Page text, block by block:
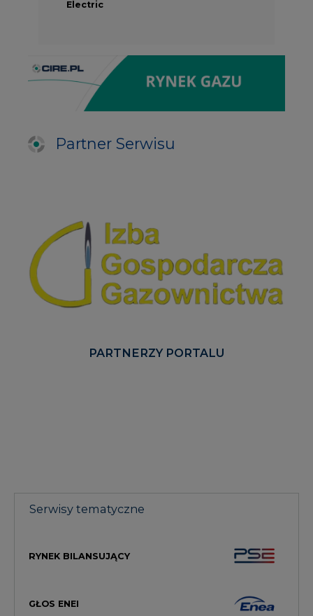
Electric
Partner Serwisu
PARTNERZY PORTALU
Serwisy tematyczne
RYNEK BILANSUJĄCY
GŁOS ENEI